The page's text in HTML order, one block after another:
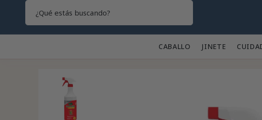
CABALLO 🐎 JINETE 👕